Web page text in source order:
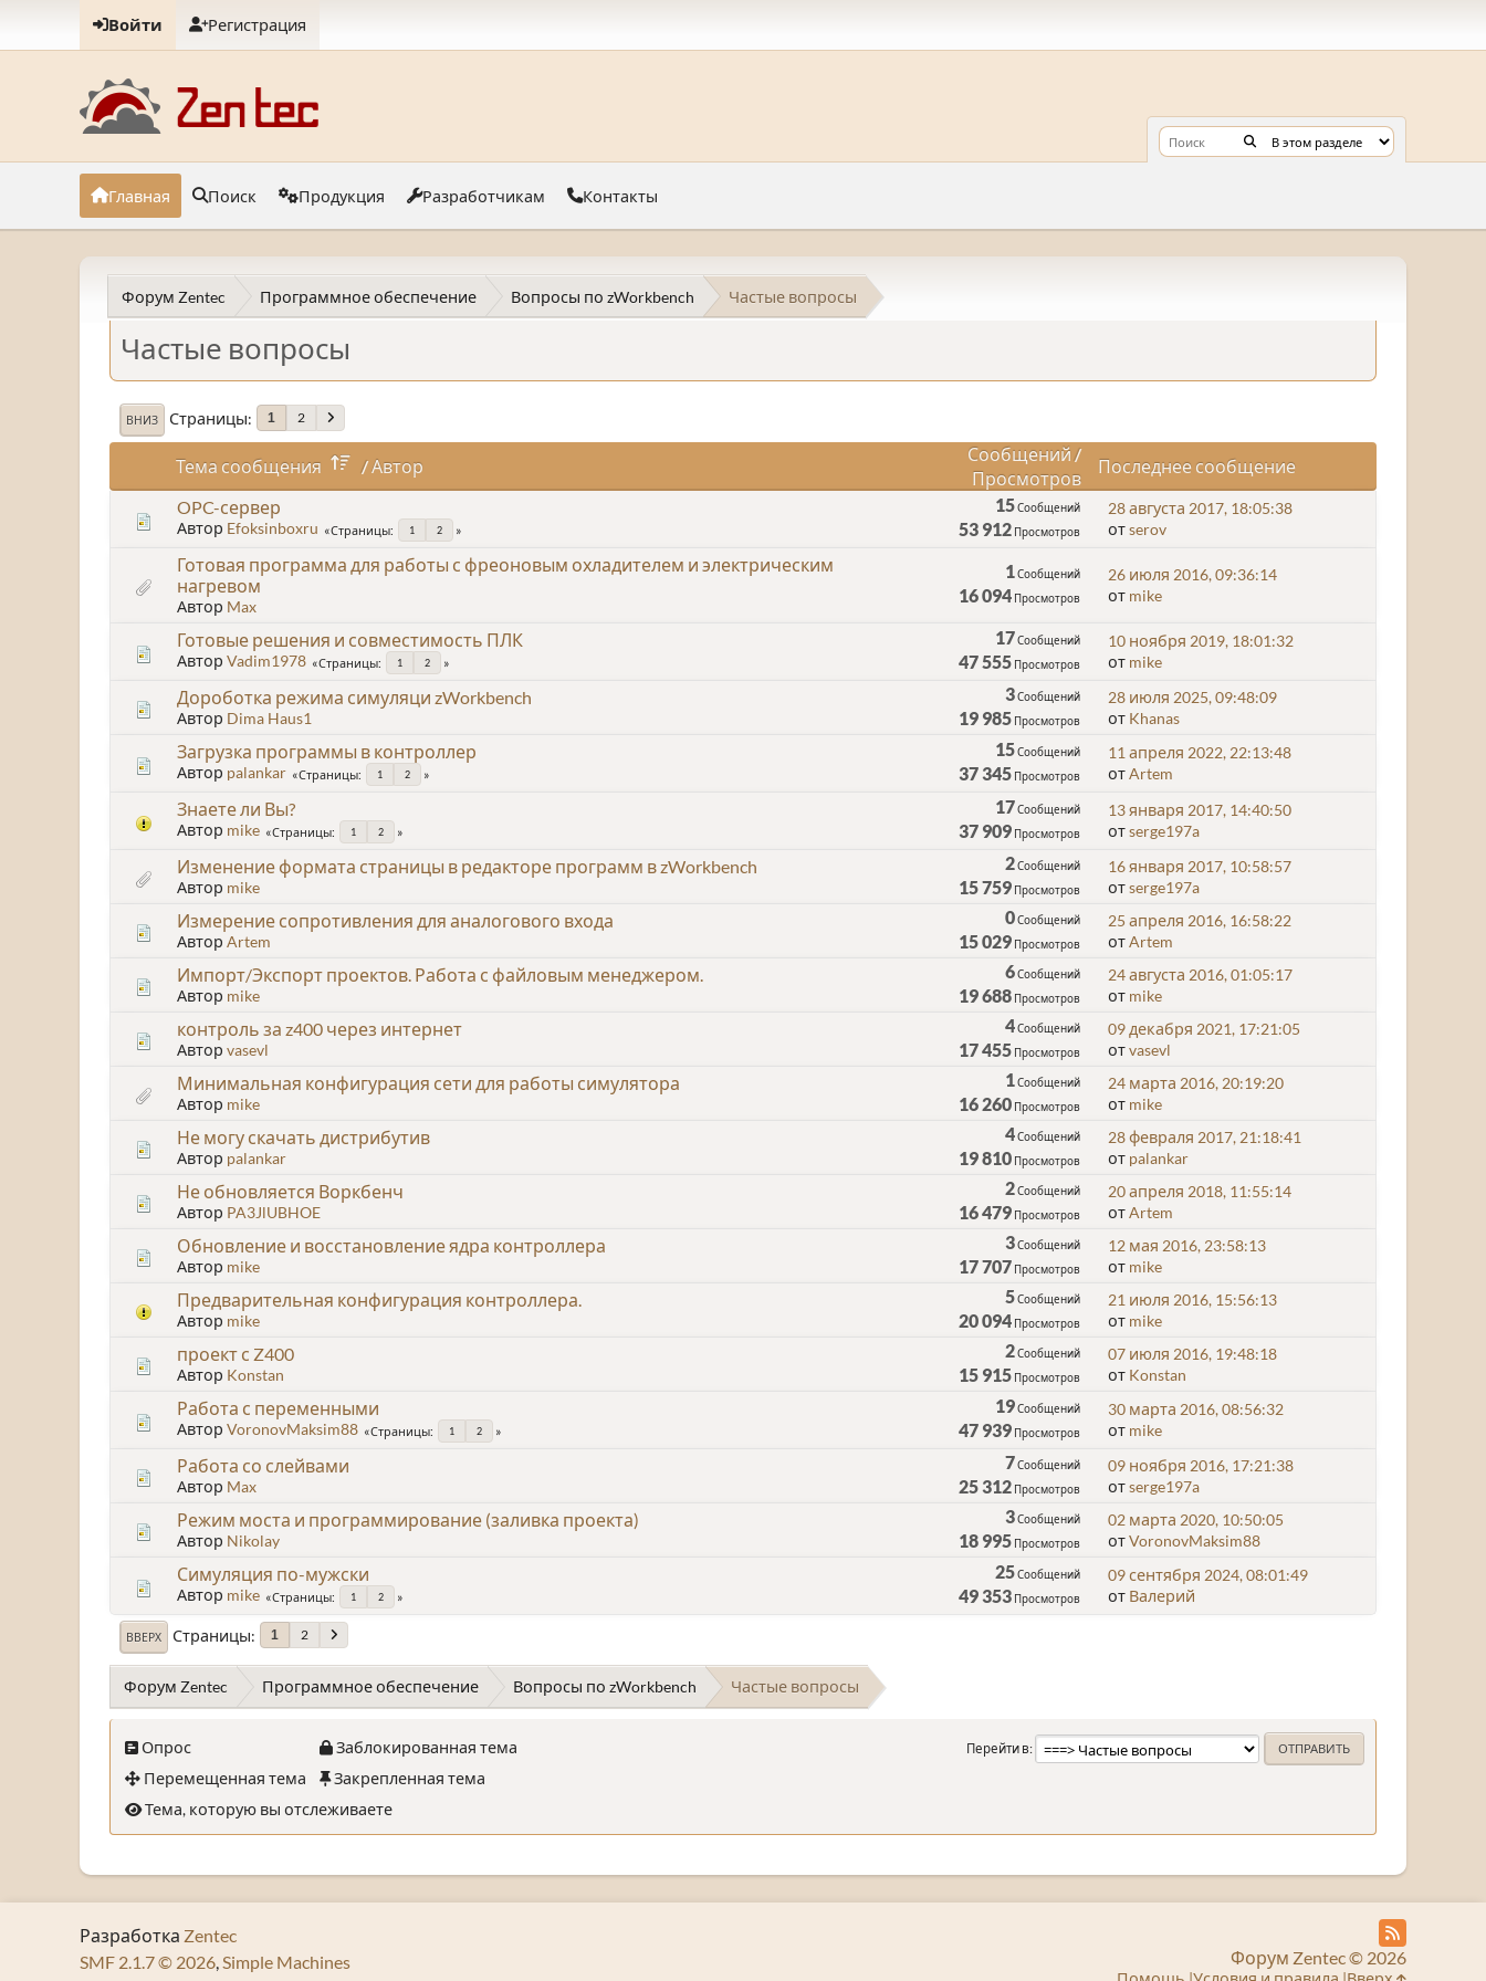
Войти Регистрация
Главная Поиск Продукция Разработчикам Контакты
Форум Zentec Программное обеспечение Вопросы по zWorkbench Частые вопросы
Частые вопросы
ВНИЗ Страницы 1 2
Тема сообщения / Автор
Сообщений /
Просмотров
Последнее сообщение
OPC-сервер
Автор Efoksinboxru Страницы 1 2
15Сообщений
53 912 Просмотров
28 августа 2017, 18:05:38
отserov
Готовая программа для работы с фреоновым охладителем и электрическим
нагревом
Автор Max
1Сообщений
16 094 Просмотров
26 июля 2016, 09:36:14
от mike
Готовые решения и совместимость ПЛК
Автор Vadim1978 Страницы 1 2
17Сообщений
47 555 Просмотров
10 ноября 2019, 18:01:32
от mike
Дороботка режима симуляци zWorkbench
Автор Dima Haus1
3Сообщений
19 985 Просмотров
28 июля 2025, 09:48:09
от Khanas
Загрузка программы в контроллер
Автор palankar Страницы 1 2
15Сообщений
37 345 Просмотров
11 апреля 2022, 22:13:48
отArtem
Знаете ли Вы?
Автор mike Страницы 1 2
17Сообщений
37 909 Просмотров
13 января 2017, 14:40:50
отserge197a
Изменение формата страницы в редакторе программ в zWorkbench
Автор mike
2Сообщений
15 759 Просмотров
16 января 2017, 10:58:57
отserge197a
Измерение сопротивления для аналогового входа
Автор Artem
0Сообщений
15 029 Просмотров
25 апреля 2016, 16:58:22
отArtem
Импорт/Экспорт проектов. Работа с файловым менеджером.
Автор mike
6Сообщений
19 688 Просмотров
24 августа 2016, 01:05:17
от mike
контроль за z400 через интернет
Автор vasevl
4Сообщений
17 455 Просмотров
09 декабря 2021, 17:21:05
отvasevl
Минимальная конфигурация сети для работы симулятора
Автор mike
1 Сообщений
16 260 Просмотров
24 марта 2016, 20:19:20
от mike
Не могу скачать дистрибутив
Автор palankar
4Сообщений
19 810 Просмотров
28 февраля 2017, 21:18:41
от palankar
Не обновляется Воркбенч
Автор PA3JlUBHOE
2Сообщений
16 479 Просмотров
20 апреля 2018, 11:55:14
отArtem
Обновление и восстановление ядра контроллера
Автор mike
3Сообщений
17 707 Просмотров
12 мая 2016, 23:58:13
от mike
Предварительная конфигурация контроллера.
Автор mike
5Сообщений
20 094 Просмотров
21 июля 2016, 15:56:13
от mike
проект с Z400
Автор Konstan
2Сообщений
15 915 Просмотров
07 июля 2016, 19:48:18
от Konstan
Работа с переменными
Автор VoronovMaksim88 Страницы 1 2
19Сообщений
47 939 Просмотров
30 марта 2016, 08:56:32
от mike
Работа со слейвами
Автор Max
7Сообщений
25 312 Просмотров
09 ноября 2016, 17:21:38
отserge197a
Режим моста и программирование (заливка проекта)
Автор Nikolay
3Сообщений
18 995 Просмотров
02 марта 2020, 10:50:05
отVoronovMaksim88
Симуляция по-мужски
Автор mike Страницы 1 2
25Сообщений
49 353 Просмотров
09 сентября 2024, 08:01:49
от Валерий
ВВЕРХ Страницы 1 2
Форум Zentec Программное обеспечение Вопросы по zWorkbench Частые вопросы
Перейти в
Опрос
Перемещенная тема
Заблокированная тема
Закрепленная тема
Тема, которую вы отслеживаете
Разработка Zentec
SMF 2.1.7 © 2026,Simple Machines Форум Zentec © 2026